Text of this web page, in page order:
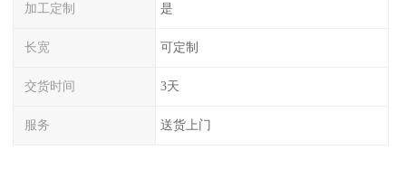
加工定制 是
长宽 可定制
交货时间 3天
服务 送货上门